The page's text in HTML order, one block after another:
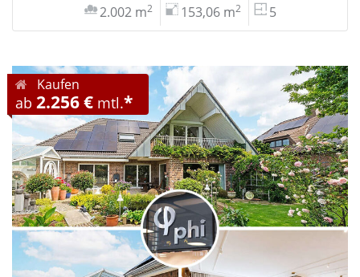
2.002 m2 153,06 m2 5
Kaufen
ab 2.256 € mtl.*